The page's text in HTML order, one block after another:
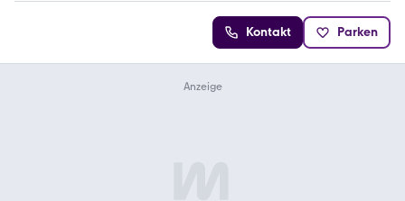
Kontakt Parken